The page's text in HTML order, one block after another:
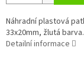
Náhradní plastová
33x20mm, žlutá barva.
Detailní informace